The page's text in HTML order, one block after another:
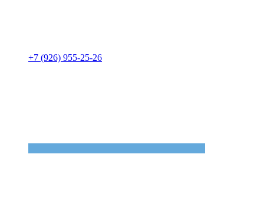
+7 (926) 955-25-26